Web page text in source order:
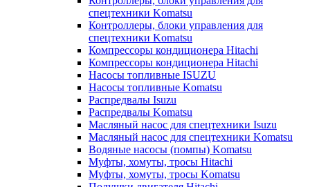
спецтехники Komatsu
Контроллеры, блоки управления для
спецтехники Komatsu
Компрессоры кондиционера Hitachi
Компрессоры кондиционера Hitachi
Насосы топливные ISUZU
Насосы топливные Komatsu
Распредвалы Isuzu
Распредвалы Komatsu
Масляный насос для спецтехники Isuzu
Масляный насос для спецтехники Komatsu
Водяные насосы (помпы) Komatsu
Муфты, хомуты, тросы Hitachi
Муфты, хомуты, тросы Komatsu